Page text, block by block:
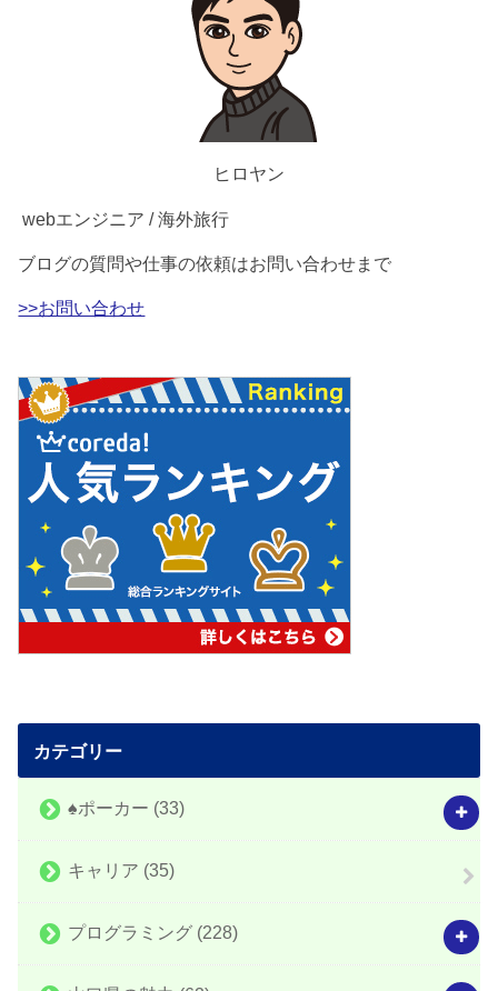
ヒロヤン
webエンジニア / 海外旅行
ブログの質問や仕事の依頼はお問い合わせまで
>>お問い合わせ
カテゴリー
♠️ポーカー (33)
キャリア (35)
プログラミング (228)